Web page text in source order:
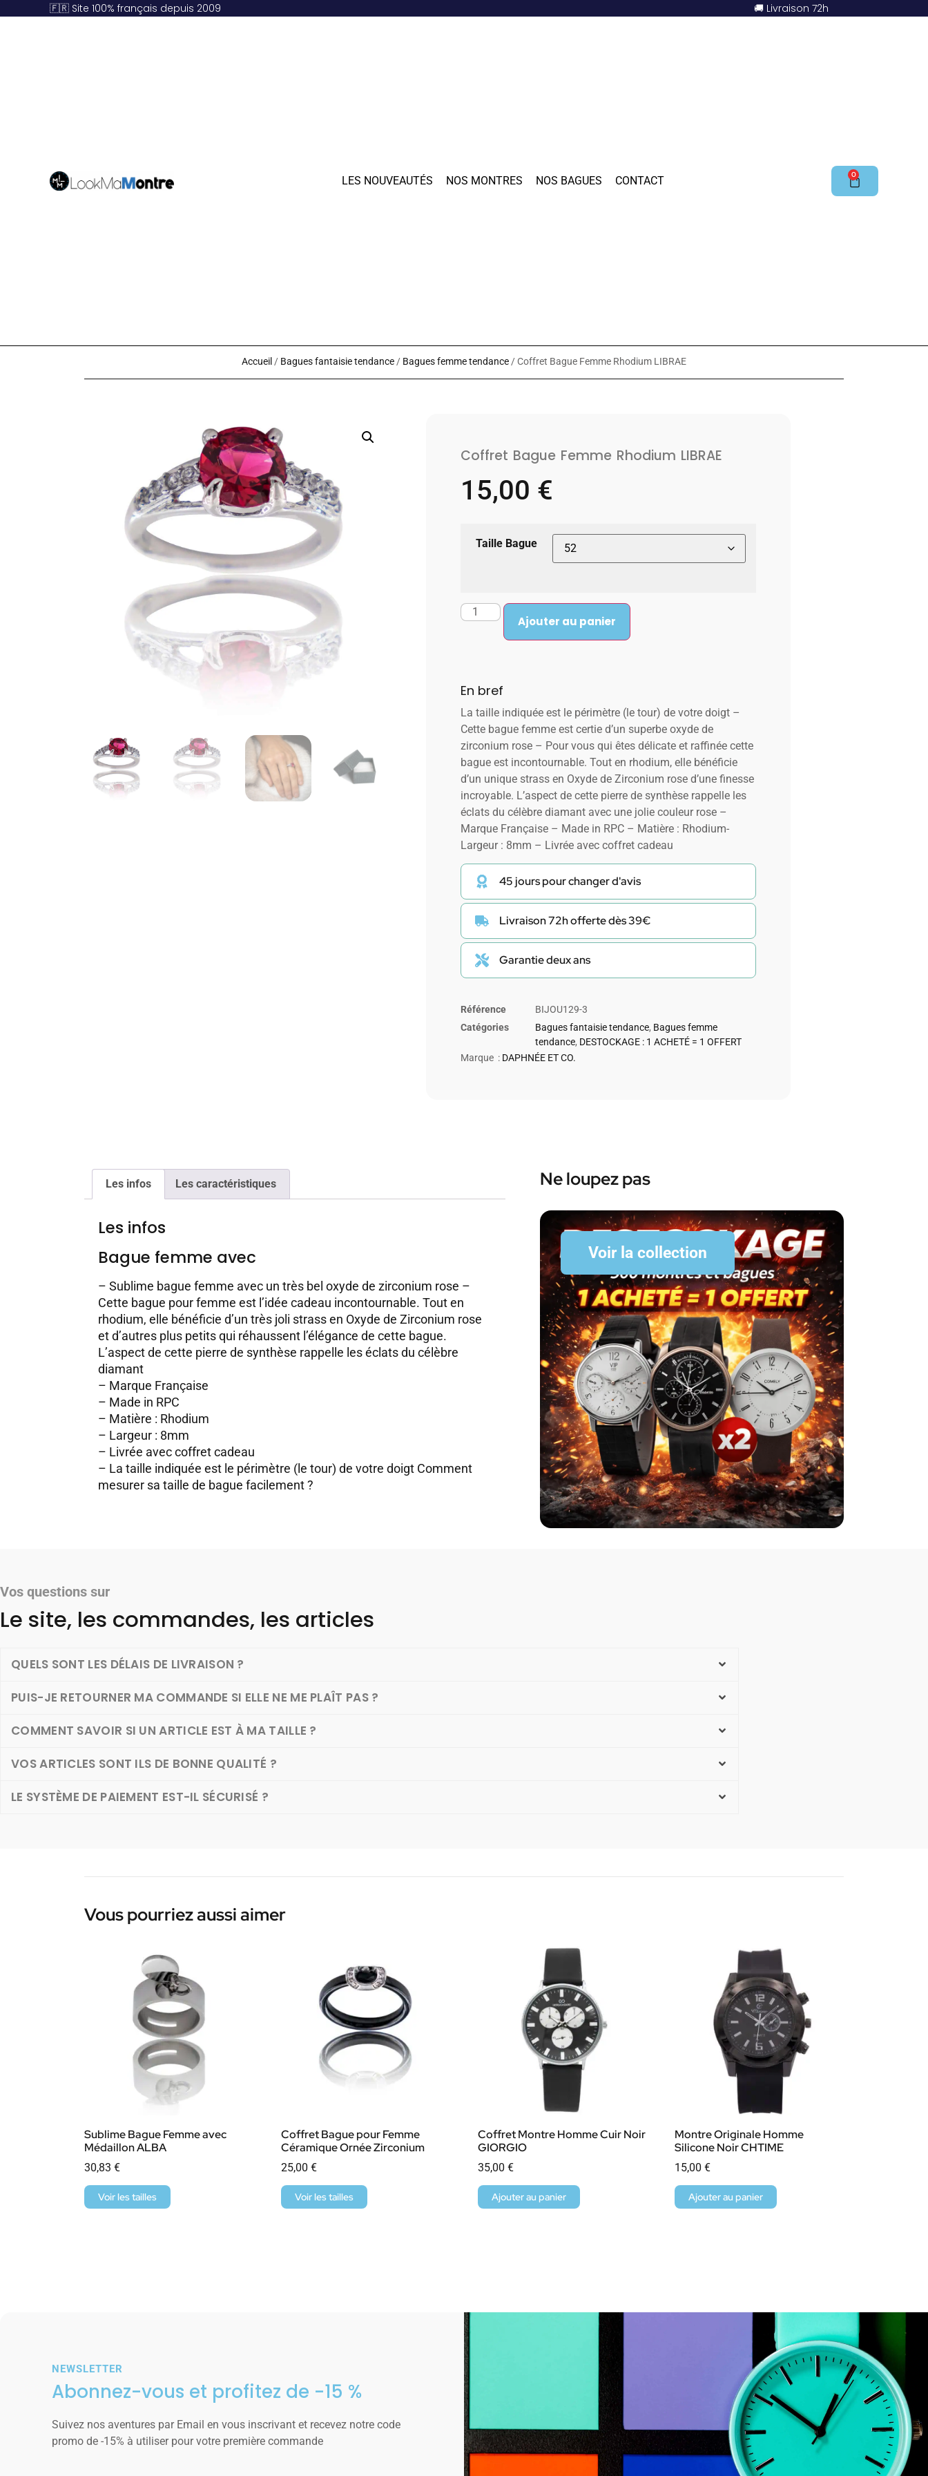
🇫🇷 Site 100% français depuis 2009 🚚 Livraison 72h
LES NOUVEAUTÉS NOS MONTRES NOS BAGUES CONTACT 0
Accueil / Bagues fantaisie tendance / Bagues femme tendance / Coffret Bague Femme Rhodium LIBRAE
Coffret Bague Femme Rhodium LIBRAE
15,00 €
Taille Bague
Ajouter au panier
En bref
La taille indiquée est le périmètre (le tour) de votre doigt –
Cette bague femme est certie d’un superbe oxyde de
zirconium rose – Pour vous qui êtes délicate et raffinée cette
bague est incontournable. Tout en rhodium, elle bénéficie
d’un unique strass en Oxyde de Zirconium rose d’une finesse
incroyable. L’aspect de cette pierre de synthèse rappelle les
éclats du célèbre diamant avec une jolie couleur rose –
Marque Française – Made in RPC – Matière : Rhodium-
Largeur : 8mm – Livrée avec coffret cadeau
45 jours pour changer d'avis
Livraison 72h offerte dès 39€
Garantie deux ans
Référence
BIJOU129-3
Catégories
Bagues fantaisie tendance, Bagues femme
tendance, DESTOCKAGE : 1 ACHETÉ = 1 OFFERT
Marque : DAPHNÉE ET CO.
Les infos Les caractéristiques
Les infos
Bague femme avec
– Sublime bague femme avec un très bel oxyde de zirconium rose –
Cette bague pour femme est l’idée cadeau incontournable. Tout en
rhodium, elle bénéficie d’un très joli strass en Oxyde de Zirconium rose
et d’autres plus petits qui réhaussent l’élégance de cette bague.
L’aspect de cette pierre de synthèse rappelle les éclats du célèbre
diamant
– Marque Française
– Made in RPC
– Matière : Rhodium
– Largeur : 8mm
– Livrée avec coffret cadeau
– La taille indiquée est le périmètre (le tour) de votre doigt Comment
mesurer sa taille de bague facilement ?
Ne loupez pas
Voir la collection
Vos questions sur
Le site, les commandes, les articles
QUELS SONT LES DÉLAIS DE LIVRAISON ?
PUIS-JE RETOURNER MA COMMANDE SI ELLE NE ME PLAÎT PAS ?
COMMENT SAVOIR SI UN ARTICLE EST À MA TAILLE ?
VOS ARTICLES SONT ILS DE BONNE QUALITÉ ?
LE SYSTÈME DE PAIEMENT EST-IL SÉCURISÉ ?
Vous pourriez aussi aimer
Sublime Bague Femme avec
Médaillon ALBA
30,83 €
Voir les tailles
Coffret Bague pour Femme
Céramique Ornée Zirconium
25,00 €
Voir les tailles
Coffret Montre Homme Cuir Noir
GIORGIO
35,00 €
Ajouter au panier
Montre Originale Homme
Silicone Noir CHTIME
15,00 €
Ajouter au panier
NEWSLETTER
Abonnez-vous et profitez de -15 %
Suivez nos aventures par Email en vous inscrivant et recevez notre code
promo de -15% à utiliser pour votre première commande